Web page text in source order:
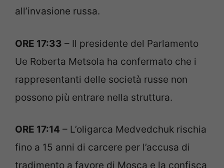
all’invasione russa.
ORE 17:33 – Il presidente del Parlamento
Ue Roberta Metsola ha confermato che i
rappresentanti delle società russe non
possono più entrare nella struttura.
ORE 17:14 – L’oligarca Medvedchuk rischia
fino a 15 anni di carcere per l’accusa di
tradimento a favore di Mosca e la confisca